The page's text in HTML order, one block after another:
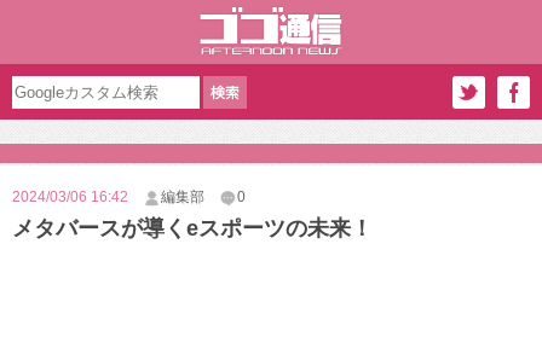
2024/03/06 16:42 編集部 0
メタバースが導くeスポーツの未来！